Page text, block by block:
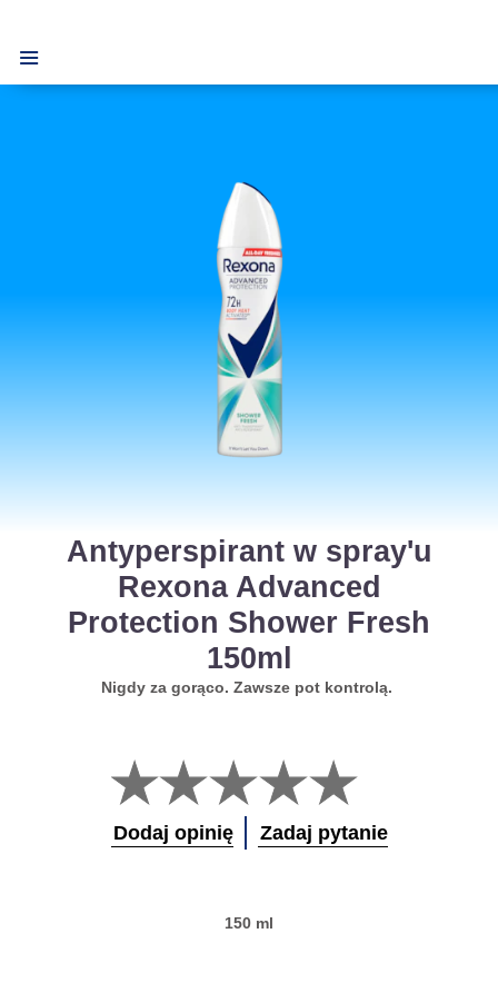
Antyperspirant w spray'u
Rexona Advanced
Protection Shower Fresh
150ml
Nigdy za gorąco. Zawsze pot kontrolą.
Nie
przesłano
żadnych
ocen
dla
Dodaj opinię Zadaj pytanie
150 ml